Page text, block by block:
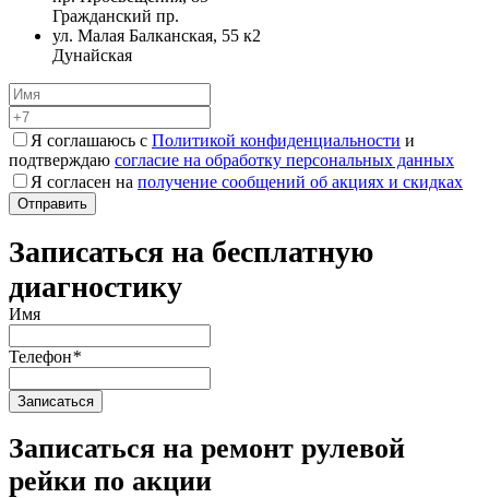
Гражданский пр.
ул. Малая Балканская, 55 к2
Дунайская
Я соглашаюсь с Политикой конфиденциальности и
подтверждаю согласие на обработку персональных данных
Я согласен на получение сообщений об акциях и скидках
Записаться на бесплатную
диагностику
Имя
Телефон*
Записаться на ремонт рулевой
рейки по акции